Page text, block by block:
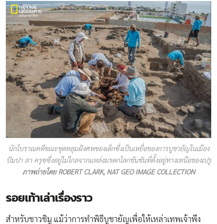
นักโบราณคดีขณะขุดหลุมฝังศพของเด็กซึ่งเป็นเหยื่อของการบูชายัญในเมือง
ปัมปา ลา ครุซซึ่งอยู่ไม่ไกลจากแหล่งมรดกโลกชันชันที่ตั้งอยู่ทางเหนือของเปรู
ภาพถ่ายโดย ROBERT CLARK, NAT GEO IMAGE COLLECTION
รอยเท้าเล่าเรื่องราว
สำหรับชาวชิมู แม้ว่าการทำพิธีบูชายัญเพื่อให้เหล่าเทพเจ้าพึง